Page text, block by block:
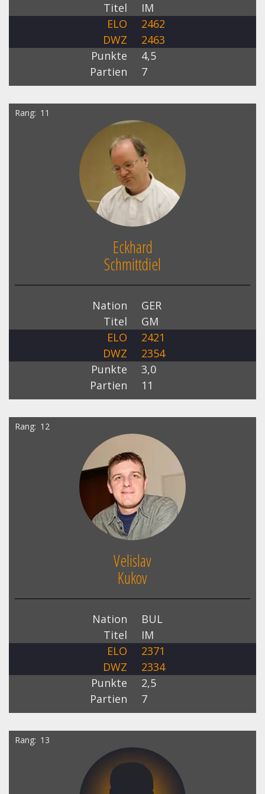
Titel
IM
ELO
2462
DWZ
2463
Punkte
4,5
Partien
7
Rang 11
Eckhard
Schmittdiel
Nation
GER
Titel
GM
ELO
2421
DWZ
2354
Punkte
3,0
Partien
11
Rang 12
Velislav
Kukov
Nation
BUL
Titel
IM
ELO
2371
DWZ
2334
Punkte
2,5
Partien
7
Rang 13